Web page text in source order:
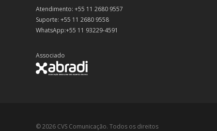
Atendimento: +55 11 2680 9557
Suporte: +55 11 2680 9558
WhatsApp:+55 11 93229-4591
Associado
© 2026 CVS Comunicação. Todos os direitos